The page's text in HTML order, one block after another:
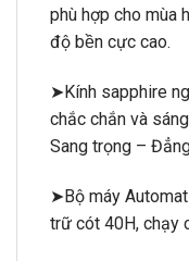
phù hợp cho mùa
độ bền cực cao.
➤Kính sapphire
chắc chắn và
Sang trọng –
➤Bộ máy
trữ cót 40H, chạy